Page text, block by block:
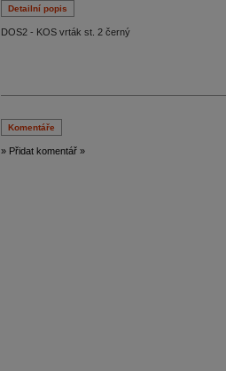
Detailní popis
DOS2 - KOS vrták st. 2 černý
Komentáře
» Přidat komentář »